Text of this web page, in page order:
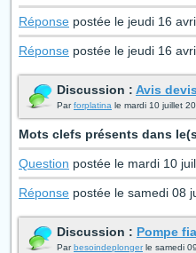
Réponse postée le jeudi 16
Réponse postée le jeudi 16
Discussion : Avis
Parforplatina le mardi 10 juillet
Mots clefs présents dans
Question postée le mardi 10
Réponse postée le samedi 08
Discussion : Pompe
Parbesoindeplongerle samedi